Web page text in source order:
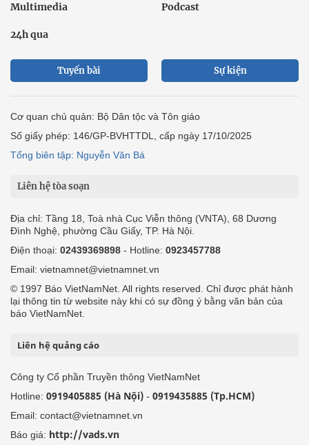
Multimedia Podcast
24h qua
Tuyến bài Sự kiện
Cơ quan chủ quản: Bộ Dân tộc và Tôn giáo
Số giấy phép: 146/GP-BVHTTDL, cấp ngày 17/10/2025
Tổng biên tập: Nguyễn Văn Bá
Liên hệ tòa soạn
Địa chỉ: Tầng 18, Toà nhà Cục Viễn thông (VNTA), 68 Dương
Đình Nghệ, phường Cầu Giấy, TP. Hà Nội.
Điện thoại: 02439369898 - Hotline: 0923457788
Email: vietnamnet@vietnamnet.vn
© 1997 Báo VietNamNet. All rights reserved. Chỉ được phát hành
lại thông tin từ website này khi có sự đồng ý bằng văn bản của
báo VietNamNet.
Liên hệ quảng cáo
Công ty Cổ phần Truyền thông VietNamNet
Hotline: 0919405885 (Hà Nội) - 0919435885 (Tp.HCM)
Email: contact@vietnamnet.vn
Báo giá: http://vads.vn